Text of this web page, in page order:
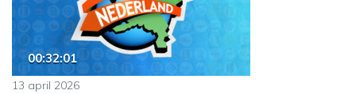
00:32:01
13 april 2026